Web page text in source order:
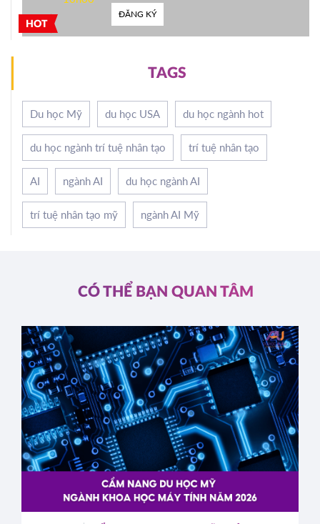
HOT
ĐĂNG KÝ
TAGS
Du học Mỹ du học USA du học ngành hot
du học ngành trí tuệ nhân tạo trí tuệ nhân tạo
AI ngành AI du học ngành AI
trí tuệ nhân tạo mỹ ngành AI Mỹ
CÓ THỂ BẠN QUAN TÂM